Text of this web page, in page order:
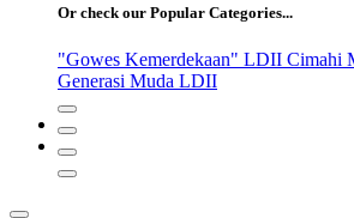
Or check our Popular Categories...
"Gowes Kemerdekaan" LDII Cimahi
Generasi Muda LDII